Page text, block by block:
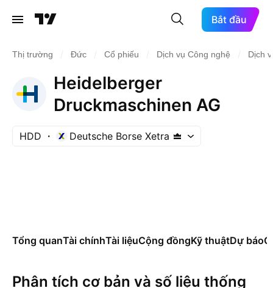
Bắt đầu
Thị trường Đức Cổ phiếu Dịch vụ Công nghệ Dịch
Heidelberger
Druckmaschinen AG
HDD Deutsche Borse Xetra
Tổng quanTài chínhTài liệuCộng đồngKỹ thuậtDự báo
Phân tích cơ bản và số liệu thống